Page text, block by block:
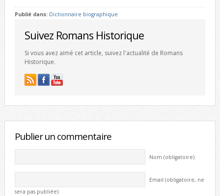
Publié dans: Dictionnaire biographique
Suivez Romans Historique
Si vous avez aimé cet article, suivez l'actualité de Romans
Historique.
Publier un commentaire
Nom (obligatoire)
Email (obligatoire, ne
sera pas publiée)